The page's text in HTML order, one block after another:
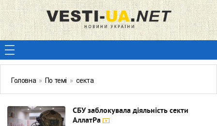
Головна » По темі » секта
СБУ заблокувала діяльність секти
АллатРа